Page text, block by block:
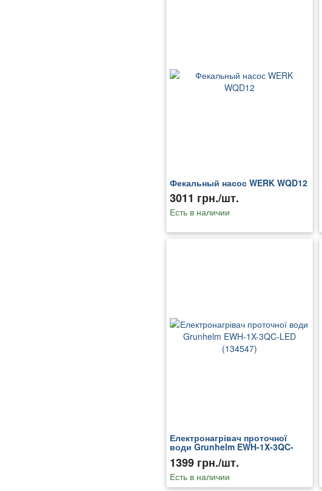
Фекальный насос WERK WQD12
3011 грн./шт.
Есть в наличии
Електронагрівач проточної
води Grunhelm EWH-1X-3QC-
LED (134547)
1399 грн./шт.
Есть в наличии